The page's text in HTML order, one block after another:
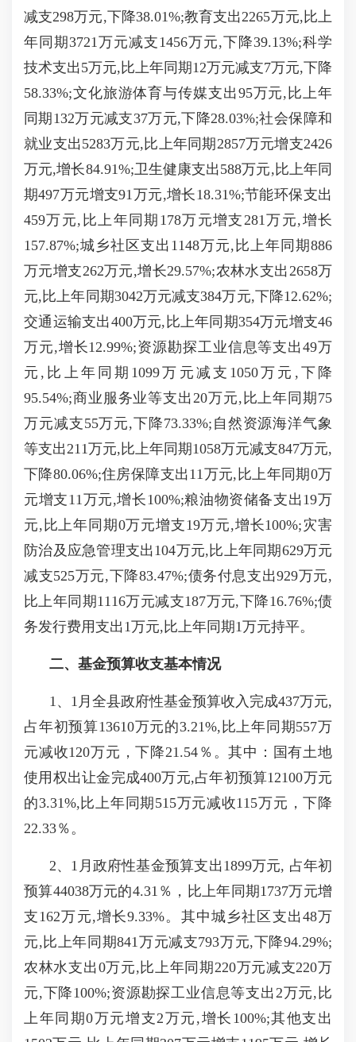
减支298万元,下降38.01%;教育支出2265万元,比上
年同期3721万元减支1456万元,下降39.13%;科学
技术支出5万元,比上年同期12万元减支7万元,下降
58.33%;文化旅游体育与传媒支出95万元,比上年
同期132万元减支37万元,下降28.03%;社会保障和
就业支出5283万元,比上年同期2857万元增支2426
万元,增长84.91%;卫生健康支出588万元,比上年同
期497万元增支91万元,增长18.31%;节能环保支出
459万元,比上年同期178万元增支281万元,增长
157.87%;城乡社区支出1148万元,比上年同期886
万元增支262万元,增长29.57%;农林水支出2658万
元,比上年同期3042万元减支384万元,下降12.62%;
交通运输支出400万元,比上年同期354万元增支46
万元,增长12.99%;资源勘探工业信息等支出49万
元,比上年同期1099万元减支1050万元,下降
95.54%;商业服务业等支出20万元,比上年同期75
万元减支55万元,下降73.33%;自然资源海洋气象
等支出211万元,比上年同期1058万元减支847万元,
下降80.06%;住房保障支出11万元,比上年同期0万
元增支11万元,增长100%;粮油物资储备支出19万
元,比上年同期0万元增支19万元,增长100%;灾害
防治及应急管理支出104万元,比上年同期629万元
减支525万元,下降83.47%;债务付息支出929万元,
比上年同期1116万元减支187万元,下降16.76%;债
务发行费用支出1万元,比上年同期1万元持平。
二、基金预算收支基本情况
1、1月全县政府性基金预算收入完成437万元,
占年初预算13610万元的3.21%,比上年同期557万
元减收120万元，下降21.54％。其中：国有土地
使用权出让金完成400万元,占年初预算12100万元
的3.31%,比上年同期515万元减收115万元，下降
22.33％。
2、1月政府性基金预算支出1899万元, 占年初
预算44038万元的4.31％，比上年同期1737万元增
支162万元,增长9.33%。其中城乡社区支出48万
元,比上年同期841万元减支793万元,下降94.29%;
农林水支出0万元,比上年同期220万元减支220万
元,下降100%;资源勘探工业信息等支出2万元,比
上年同期0万元增支2万元,增长100%;其他支出